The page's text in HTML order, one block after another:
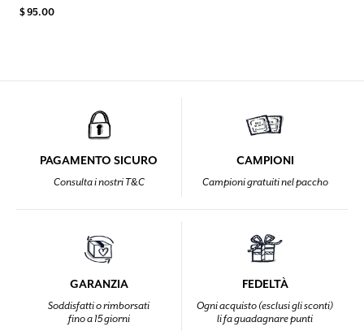
$ 95.00
PAGAMENTO SICURO
Consulta i nostri T&C
CAMPIONI
Campioni gratuiti nel paccho
GARANZIA
Soddisfatti o rimborsati
fino a 15 giorni
FEDELTÀ
Ogni acquisto (esclusi gli sconti)
li fa guadagnare punti